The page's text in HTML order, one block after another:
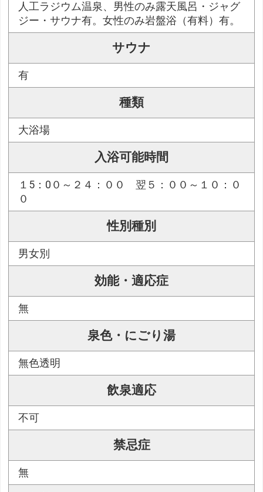
人工ラジウム温泉、男性のみ露天風呂・ジャグ
ジー・サウナ有。女性のみ岩盤浴（有料）有。
サウナ
有
種類
大浴場
入浴可能時間
１5：0０～２４：００ 翌５：００～１０：０
０
性別種別
男女別
効能・適応症
無
泉色・にごり湯
無色透明
飲泉適応
不可
禁忌症
無